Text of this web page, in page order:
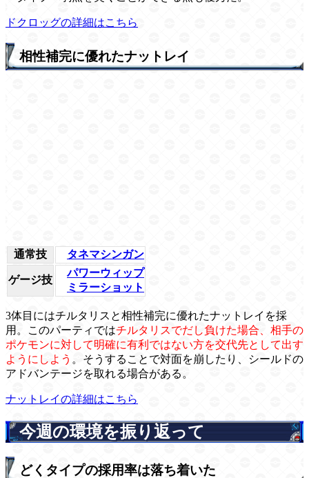
ドクロッグの詳細はこちら
相性補完に優れたナットレイ
通常技 タネマシンガン
ゲージ技
パワーウィップ
ミラーショット
3体目にはチルタリスと相性補完に優れたナットレイを採
用。このパーティではチルタリスでだし負けた場合、相手の
ポケモンに対して明確に有利ではない方を交代先として出す
ようにしよう 。そうすることで対面を崩したり、シールドの
アドバンテージを取れる場合がある。
ナットレイの詳細はこちら
今週の環境を振り返って
どくタイプの採用率は落ち着いた